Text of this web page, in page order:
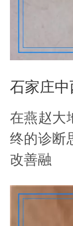
石家庄
在燕赵大
终的诊断
改善融